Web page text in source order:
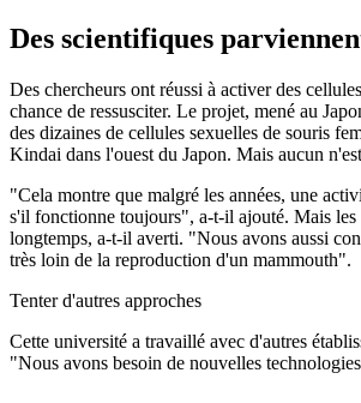
Des scientifiques
Des chercheurs ont réussi à activer des
chance de ressusciter. Le projet, mené au
des dizaines de cellules sexuelles de souris
Kindai dans l'ouest du Japon. Mais aucun
"Cela montre que malgré les années, une
s'il fonctionne toujours", a-t-il ajouté. Mais les
longtemps, a-t-il averti. "Nous avons aussi
très loin de la reproduction d'un mammouth".
Tenter d'autres approches
Cette université a travaillé avec d'autres
"Nous avons besoin de nouvelles